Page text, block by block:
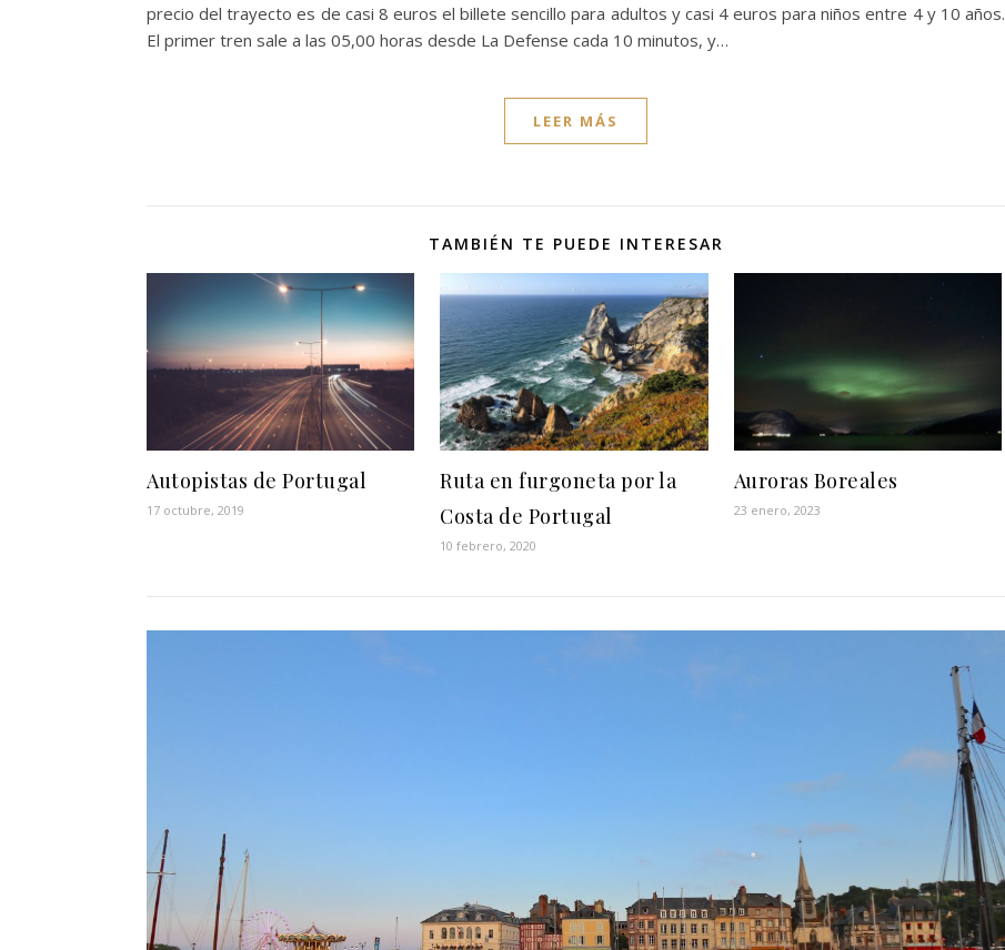
precio del trayecto es de casi 8 euros el billete sencillo para adultos y casi 4 euros para niños entre 4 y 10 años.
El primer tren sale a las 05,00 horas desde La Defense cada 10 minutos, y…
LEER MÁS
TAMBIÉN TE PUEDE INTERESAR
Autopistas de Portugal
17 octubre, 2019
Ruta en furgoneta por la
Costa de Portugal
10 febrero, 2020
Auroras Boreales
23 enero, 2023